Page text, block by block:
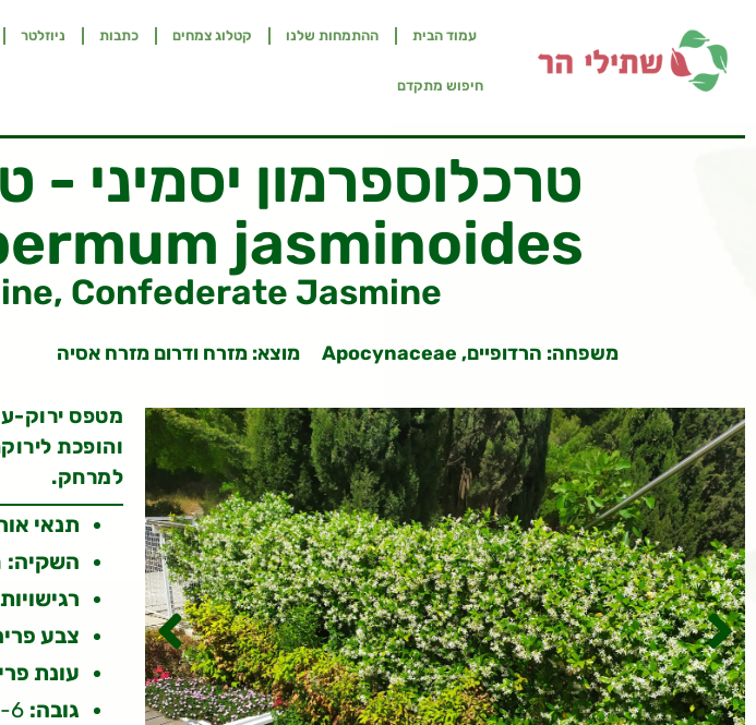
עמוד הבית ההתמחות שלנו קטלוג צמחים כתבות ניוזלטר
חיפוש מתקדם
טרכלוספרמון יסמיני -
jasminoides
Confederate Jasmine
משפחה: הרדופיים, Apocynaceae מוצא: מזרח ודרום מזרח אסיה
מטפס ירוק-
והופכת
למרחק.
תנאי
השקיה:
צבע
עונת
גובה: